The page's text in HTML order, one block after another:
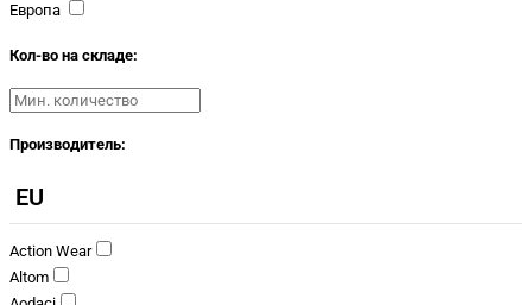
Европа
Кол-во на складе:
Производитель:
EU
Action Wear
Altom